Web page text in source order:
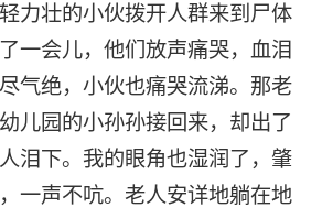
力壮的小伙拨开人群来到尸体
一会儿，他们放声痛哭，血泪
气绝，小伙也痛哭流涕。那老
儿园的小孙孙接回来，却出了
泪下。我的眼角也湿润了，肇
一声不吭。老人安详地躺在地